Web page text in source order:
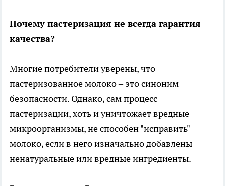
Почему пастеризация не всегда гарантия
качества?
Многие потребители уверены, что
пастеризованное молоко – это синоним
безопасности. Однако, сам процесс
пастеризации, хоть и уничтожает вредные
микроорганизмы, не способен "исправить"
молоко, если в него изначально добавлены
ненатуральные или вредные ингредиенты.